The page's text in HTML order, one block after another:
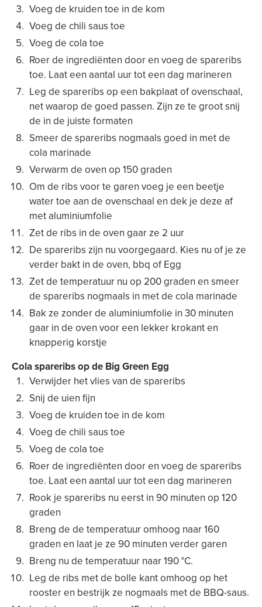
Voeg de kruiden toe in de kom
Voeg de chili saus toe
Voeg de cola toe
Roer de ingrediënten door en voeg de spareribs
toe. Laat een aantal uur tot een dag marineren
Leg de spareribs op een bakplaat of ovenschaal,
net waarop de goed passen. Zijn ze te groot snij
de in de juiste formaten
Smeer de spareribs nogmaals goed in met de
cola marinade
Verwarm de oven op 150 graden
Om de ribs voor te garen voeg je een beetje
water toe aan de ovenschaal en dek je deze af
met aluminiumfolie
Zet de ribs in de oven gaar ze 2 uur
De spareribs zijn nu voorgegaard. Kies nu of je ze
verder bakt in de oven, bbq of Egg
Zet de temperatuur nu op 200 graden en smeer
de spareribs nogmaals in met de cola marinade
Bak ze zonder de aluminiumfolie in 30 minuten
gaar in de oven voor een lekker krokant en
knapperig korstje
Cola spareribs op de Big Green Egg
Verwijder het vlies van de spareribs
Snij de uien fijn
Voeg de kruiden toe in de kom
Voeg de chili saus toe
Voeg de cola toe
Roer de ingrediënten door en voeg de spareribs
toe. Laat een aantal uur tot een dag marineren
Rook je spareribs nu eerst in 90 minuten op 120
graden
Breng de de temperatuur omhoog naar 160
graden en laat je ze 90 minuten verder garen
Breng nu de temperatuur naar 190 °C.
Leg de ribs met de bolle kant omhoog op het
rooster en bestrijk ze nogmaals met de BBQ-saus.